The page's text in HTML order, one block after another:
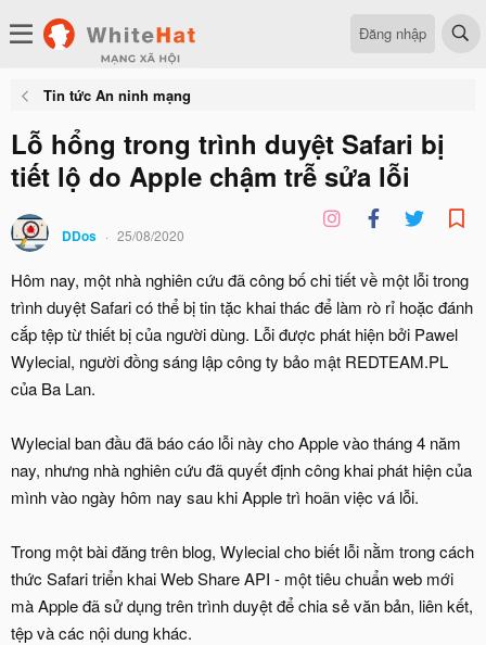
Đăng nhập
Tin tức An ninh mạng
Lỗ hổng trong trình duyệt Safari bị
tiết lộ do Apple chậm trễ sửa lỗi
DDos 25/08/2020
Hôm nay, một nhà nghiên cứu đã công bố chi tiết về một lỗi trong
trình duyệt Safari có thể bị tin tặc khai thác để làm rò rỉ hoặc đánh
cắp tệp từ thiết bị của người dùng. Lỗi được phát hiện bởi Pawel
Wylecial, người đồng sáng lập công ty bảo mật REDTEAM.PL
của Ba Lan.
Wylecial ban đầu đã báo cáo lỗi này cho Apple vào tháng 4 năm
nay, nhưng nhà nghiên cứu đã quyết định công khai phát hiện của
mình vào ngày hôm nay sau khi Apple trì hoãn việc vá lỗi.
Trong một bài đăng trên blog, Wylecial cho biết lỗi nằm trong cách
thức Safari triển khai Web Share API - một tiêu chuẩn web mới
mà Apple đã sử dụng trên trình duyệt để chia sẻ văn bản, liên kết,
tệp và các nội dung khác.